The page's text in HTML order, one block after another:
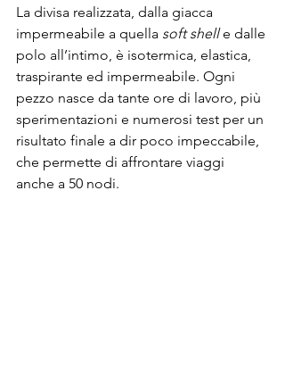
La divisa realizzata, dalla giacca
impermeabile a quella soft shell e dalle
polo all’intimo, è isotermica, elastica,
traspirante ed impermeabile. Ogni
pezzo nasce da tante ore di lavoro, più
sperimentazioni e numerosi test per un
risultato finale a dir poco impeccabile,
che permette di affrontare viaggi
anche a 50 nodi.